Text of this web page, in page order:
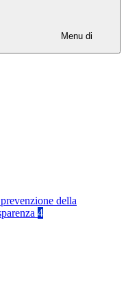
Menu di
della
4